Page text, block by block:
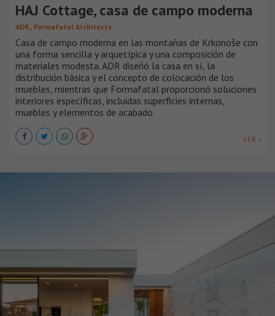
HAJ Cottage, casa de campo moderna
ADR, Formafatal Architects
Casa de campo moderna en las montañas de Krkonoše con
una forma sencilla y arquetípica y una composición de
materiales modesta. ADR diseñó la casa en sí, la
distribución básica y el concepto de colocación de los
muebles, mientras que Formafatal proporcionó soluciones
interiores específicas, incluidas superficies internas,
muebles y elementos de acabado.
VER +